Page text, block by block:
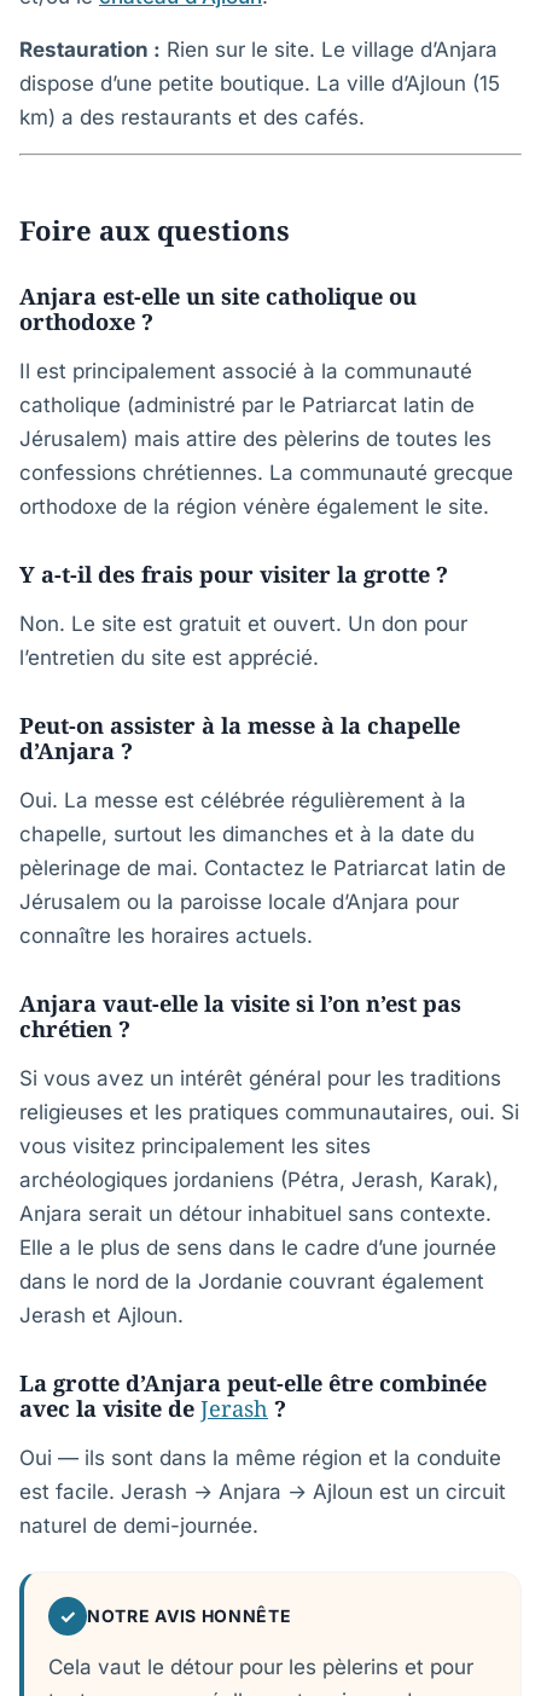
Restauration : Rien sur le site. Le village d’Anjara
dispose d’une petite boutique. La ville d’Ajloun (15
km) a des restaurants et des cafés.
Foire aux questions
Anjara est-elle un site catholique ou
orthodoxe ?
Il est principalement associé à la communauté
catholique (administré par le Patriarcat latin de
Jérusalem) mais attire des pèlerins de toutes les
confessions chrétiennes. La communauté grecque
orthodoxe de la région vénère également le site.
Y a-t-il des frais pour visiter la grotte ?
Non. Le site est gratuit et ouvert. Un don pour
l’entretien du site est apprécié.
Peut-on assister à la messe à la chapelle
d’Anjara ?
Oui. La messe est célébrée régulièrement à la
chapelle, surtout les dimanches et à la date du
pèlerinage de mai. Contactez le Patriarcat latin de
Jérusalem ou la paroisse locale d’Anjara pour
connaître les horaires actuels.
Anjara vaut-elle la visite si l’on n’est pas
chrétien ?
Si vous avez un intérêt général pour les traditions
religieuses et les pratiques communautaires, oui. Si
vous visitez principalement les sites
archéologiques jordaniens (Pétra, Jerash, Karak),
Anjara serait un détour inhabituel sans contexte.
Elle a le plus de sens dans le cadre d’une journée
dans le nord de la Jordanie couvrant également
Jerash et Ajloun.
La grotte d’Anjara peut-elle être combinée
avec la visite de Jerash ?
Oui — ils sont dans la même région et la conduite
est facile. Jerash → Anjara → Ajloun est un circuit
naturel de demi-journée.
✓ NOTRE AVIS HONNÊTE
Cela vaut le détour pour les pèlerins et pour